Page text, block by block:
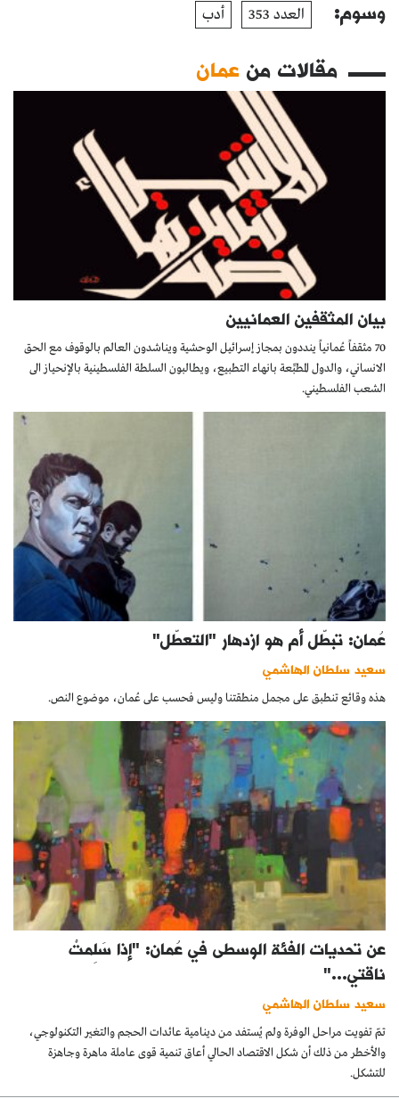
وسوم: العدد 353 أدب
مقالات منعمان
بيان المثقفين العمانيين
70 مثقفاً عُمانياً ينددون بمجاز إسرائيل الوحشية ويناشدون العالم بالوقوف مع الحق
الانساني، والدول المطبِّعة بانهاء التطبيع، ويطالبون السلطة الفلسطينية بالإنحياز الى
الشعب الفلسطيني.
عُمان: تبطّل أم هو ازدهار "التعطّل"
سعيد سلطان الهاشمي
هذه وقائع تنطبق على مجمل منطقتنا وليس فحسب على عُمان، موضوع النص.
عن تحديات الفئة الوسطى في عُمان: "إذا سَلِمتْ
ناقتي…"
سعيد سلطان الهاشمي
تمّ تفويت مراحل الوفرة ولم يُستفد من دينامية عائدات الحجم والتغير التكنولوجي،
والأخطر من ذلك أن شكل الاقتصاد الحالي أعاق تنمية قوى عاملة ماهرة وجاهزة
للتشكل.